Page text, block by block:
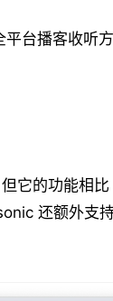
台播客收听方
它的功能相
还额外支